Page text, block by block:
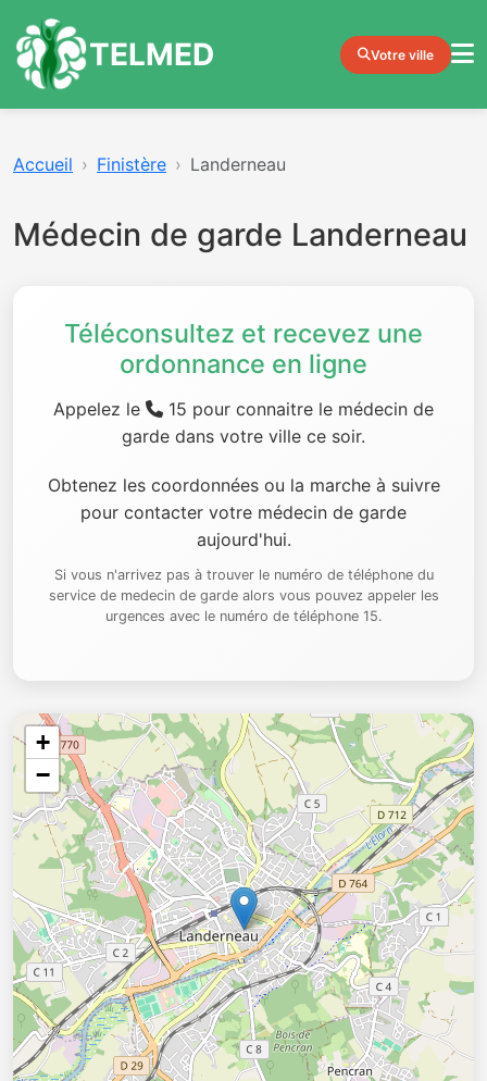
TELMED Votre ville
Accueil Finistère Landerneau
Médecin de garde Landerneau
Téléconsultez et recevez une
ordonnance en ligne
Appelez le
15 pour connaitre le médecin de
garde dans votre ville ce soir.
Obtenez les coordonnées ou la marche à suivre
pour contacter votre médecin de garde
aujourd'hui.
Si vous n'arrivez pas à trouver le numéro de téléphone du
service de medecin de garde alors vous pouvez appeler les
urgences avec le numéro de téléphone 15.
+
−